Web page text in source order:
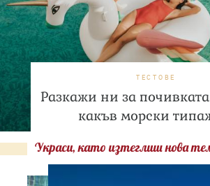
ТЕСТОВЕ
Разкажи ни за
какъв морски
Украси, като изтеглиш нова